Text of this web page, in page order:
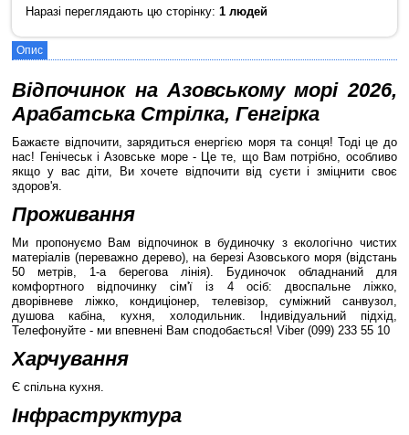
Наразі переглядають цю сторінку:1 людей
Опис
Відпочинок на Азовському морі 2026,
Арабатська Стрілка, Генгірка
Бажаєте відпочити, зарядиться енергією моря та сонця! Тоді це до
нас! Генічеськ і Азовське море - Це те, що Вам потрібно, особливо
якщо у вас діти, Ви хочете відпочити від суєти і зміцнити своє
здоров'я.
Проживання
Ми пропонуємо Вам відпочинок в будиночку з екологічно чистих
матеріалів (переважно дерево), на березі Азовського моря (відстань
50 метрів, 1-а берегова лінія). Будиночок обладнаний для
комфортного відпочинку сім'ї із 4 осіб: двоспальне ліжко,
дворівневе ліжко, кондиціонер, телевізор, суміжний санвузол,
душова кабіна, кухня, холодильник. Індивідуальний підхід,
Телефонуйте - ми впевнені Вам сподобається! Viber (099) 233 55 10
Харчування
Є спільна кухня.
Інфраструктура